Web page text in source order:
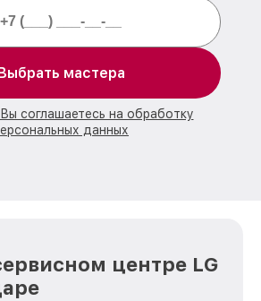
мастера
соглашаетесь на обработку
данных
центре LG